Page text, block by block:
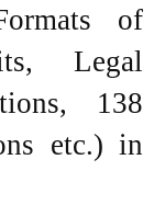
of
Legal
138
etc.) in